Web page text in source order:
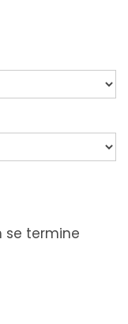
se termine